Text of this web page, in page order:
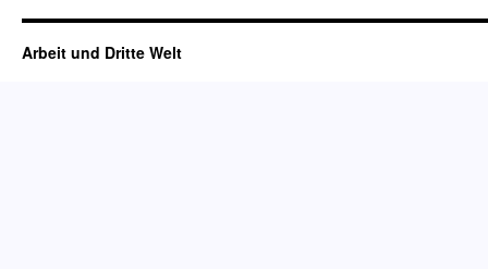
Arbeit und Dritte Welt